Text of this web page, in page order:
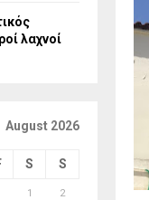
λαχνοί
August 2026
S S
1 2